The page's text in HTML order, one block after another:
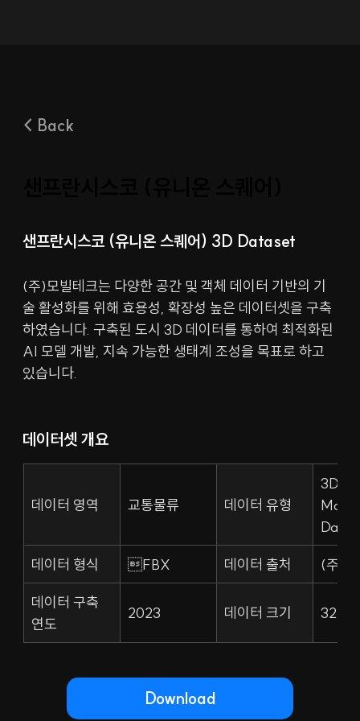
< Back
샌프란시스코 (유니온 스퀘어) 3D Dataset
(주)모빌테크는 다양한 공간 및 객체 데이터 기반의 기
술 활성화를 위해 효용성, 확장성 높은 데이터셋을 구축
하였습니다. 구축된 도시 3D 데이터를 통하여 최적화된
AI 모델 개발, 지속 가능한 생태계 조성을 목표로 하고
있습니다.
데이터셋 개요
데이터 영역 교통물류 데이터 유형
3D
Data
데이터 형식 FBX 데이터 출처 (주)
데이터 구축
연도
2023 데이터 크기
Download